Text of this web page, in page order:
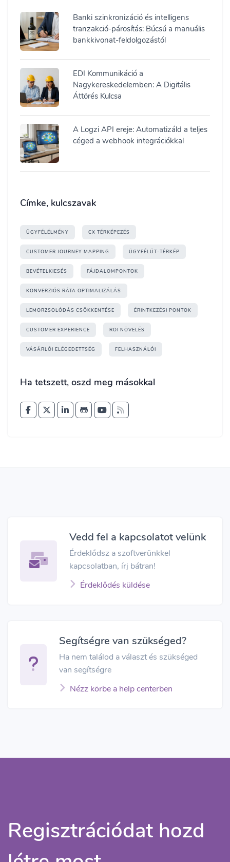
Banki szinkronizáció és intelligens
tranzakció-párosítás: Búcsú a manuális
bankkivonat-feldolgozástól
EDI Kommunikáció a
Nagykereskedelemben: A Digitális
Áttörés Kulcsa
A Logzi API ereje: Automatizáld a teljes
céged a webhook integrációkkal
Címke, kulcszavak
ÜGYFÉLÉLMÉNY CX TÉRKÉPEZÉS
CUSTOMER JOURNEY MAPPING ÜGYFÉLÚT-TÉRKÉP
BEVÉTELKIESÉS FÁJDALOMPONTOK
KONVERZIÓS RÁTA OPTIMALIZÁLÁS
LEMORZSOLÓDÁS CSÖKKENTÉSE ÉRINTKEZÉSI PONTOK
CUSTOMER EXPERIENCE ROI NÖVELÉS
VÁSÁRLÓI ELÉGEDETTSÉG FELHASZNÁLÓI
Ha tetszett, oszd meg másokkal
Vedd fel a kapcsolatot velünk
Érdeklődsz a szoftverünkkel
kapcsolatban, írj bátran!
Érdeklődés küldése
Segítségre van szükséged?
Ha nem találod a választ és szükséged
van segítségre
Nézz körbe a help centerben
Regisztrációdat hozd